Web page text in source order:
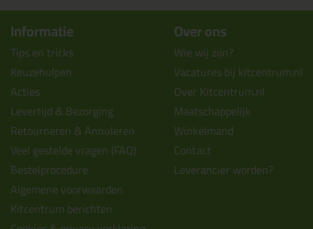
Informatie
Tips en tricks
Keuzehulpen
Acties
Levertijd & Bezorging
Retourneren & Annuleren
Veel gestelde vragen (FAQ)
Bestelprocedure
Algemene voorwaarden
Kitcentrum berichten
Over ons
Wie wij zijn?
Vacatures bij kitcentrum.nl
Over Kitcentrum.nl
Maatschappelijk
Winkelmand
Contact
Leverancier worden?